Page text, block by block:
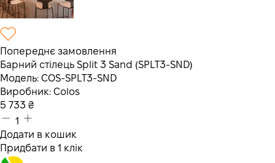
Попереднє замовлення
Барний стілець Split 3 Sand (SPLT3-SND)
Модель: COS-SPLT3-SND
Виробник: Colos
5 733 ₴
1
Додати в кошик
Придбати в 1 клік